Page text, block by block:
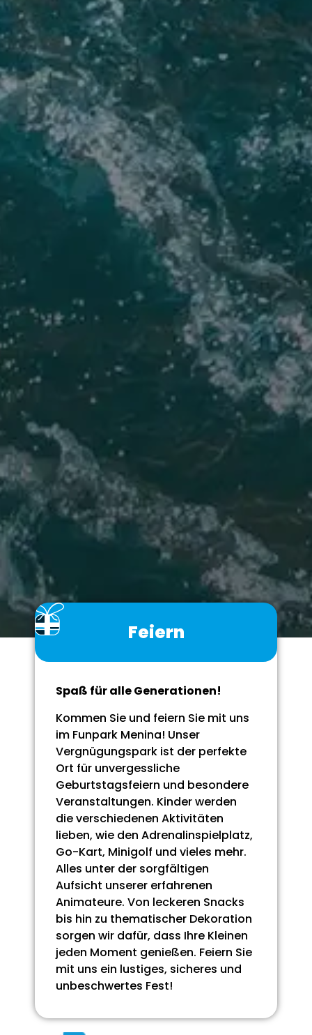
Feiern
Spaß für alle Generationen!
Kommen Sie und feiern Sie mit uns
im Funpark Menina! Unser
Vergnügungspark ist der perfekte
Ort für unvergessliche
Geburtstagsfeiern und besondere
Veranstaltungen. Kinder werden
die verschiedenen Aktivitäten
lieben, wie den Adrenalinspielplatz,
Go-Kart, Minigolf und vieles mehr.
Alles unter der sorgfältigen
Aufsicht unserer erfahrenen
Animateure. Von leckeren Snacks
bis hin zu thematischer Dekoration
sorgen wir dafür, dass Ihre Kleinen
jeden Moment genießen. Feiern Sie
mit uns ein lustiges, sicheres und
unbeschwertes Fest!